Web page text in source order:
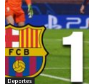
Deportes